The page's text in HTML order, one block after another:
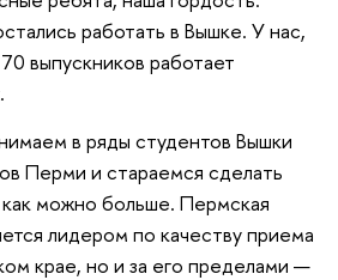
работать в Вышке. У нас,
выпускников работает
в ряды студентов Вышки
Перми и стараемся сделать
можно больше. Пермская
лидером по качеству приема
крае, но и за его пределами —